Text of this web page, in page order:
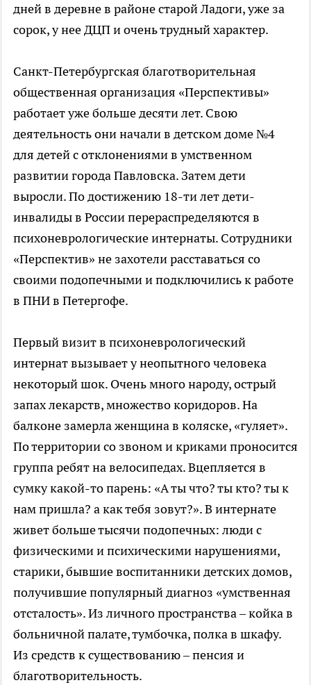
дней в деревне в районе старой Ладоги, уже за
сорок, у нее ДЦП и очень трудный характер.
Санкт-Петербургская благотворительная
общественная организация «Перспективы»
работает уже больше десяти лет. Свою
деятельность они начали в детском доме №4
для детей с отклонениями в умственном
развитии города Павловска. Затем дети
выросли. По достижению 18-ти лет дети-
инвалиды в России перераспределяются в
психоневрологические интернаты. Сотрудники
«Перспектив» не захотели расставаться со
своими подопечными и подключились к работе
в ПНИ в Петергофе.
Первый визит в психоневрологический
интернат вызывает у неопытного человека
некоторый шок. Очень много народу, острый
запах лекарств, множество коридоров. На
балконе замерла женщина в коляске, «гуляет».
По территории со звоном и криками проносится
группа ребят на велосипедах. Вцепляется в
сумку какой-то парень: «А ты что? ты кто? ты к
нам пришла? а как тебя зовут?». В интернате
живет больше тысячи подопечных: люди с
физическими и психическими нарушениями,
старики, бывшие воспитанники детских домов,
получившие популярный диагноз «умственная
отсталость». Из личного пространства – койка в
больничной палате, тумбочка, полка в шкафу.
Из средств к существованию – пенсия и
благотворительность.